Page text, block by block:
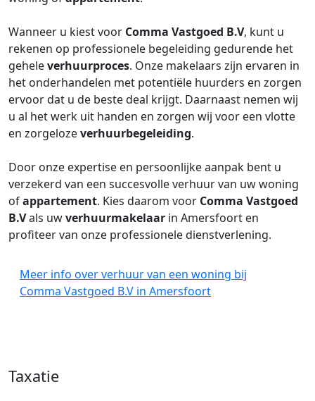
Wanneer u kiest voor Comma Vastgoed B.V, kunt u
rekenen op professionele begeleiding gedurende het
geheleverhuurproces. Onze makelaars zijn ervaren in
het onderhandelen met potentiële huurders en zorgen
ervoor dat u de beste deal krijgt. Daarnaast nemen wij
u al het werk uit handen en zorgen wij voor een vlotte
en zorgelozeverhuurbegeleiding.
Door onze expertise en persoonlijke aanpak bent u
verzekerd van een succesvolle verhuur van uw woning
ofappartement. Kies daarom voor Comma Vastgoed
B.Vals uwverhuurmakelaar in Amersfoort en
profiteer van onze professionele dienstverlening.
Meer info over verhuur van een woning bij
Comma Vastgoed B.V in Amersfoort
Taxatie